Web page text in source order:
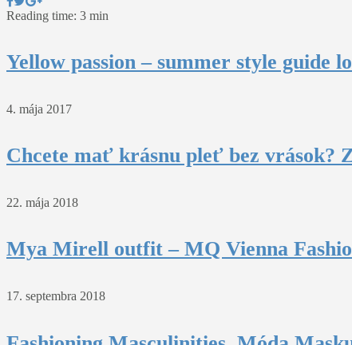
Reading time: 3 min
Yellow passion – summer style guide
4. mája 2017
Chcete mať krásnu pleť bez vrások?
22. mája 2018
Mya Mirell outfit – MQ Vienna
17. septembra 2018